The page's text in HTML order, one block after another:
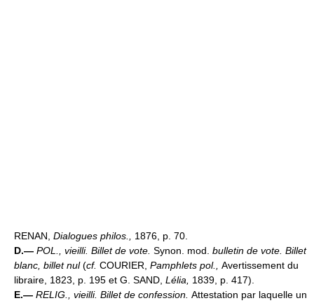
RENAN, Dialogues philos., 1876, p. 70.
D.— POL., vieilli. Billet de vote. Synon. mod. bulletin de vote. Billet
blanc, billet nul(cf. COURIER, Pamphlets pol., Avertissement du
libraire, 1823, p. 195 et G. SAND, Lélia,
1839, p. 417).
E.— RELIG., vieilli. Billet de confession. Attestation par laquelle un